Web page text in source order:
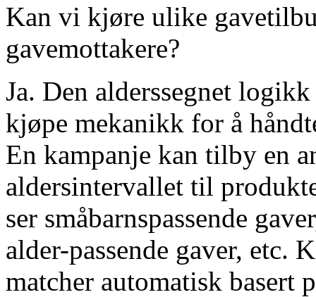
Kan vi kjøre ulike
gavemottakere?
Ja. Den alderssegnet
kjøpe mekanikk for å
En kampanje kan tilby en
aldersintervallet til
ser småbarnspassende
alder-passende gaver, etc.
matcher automatisk basert